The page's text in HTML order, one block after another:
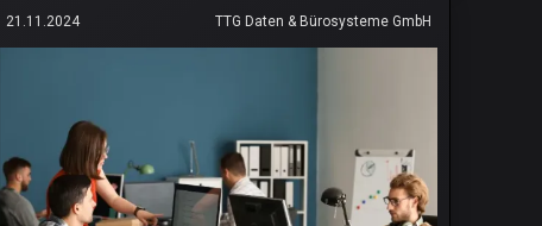
21.11.2024 TTG Daten & Bürosysteme GmbH